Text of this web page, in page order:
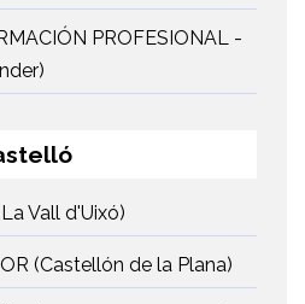
PROFESIONAL -
Vall d'Uixó)
(Castellón de la Plana)